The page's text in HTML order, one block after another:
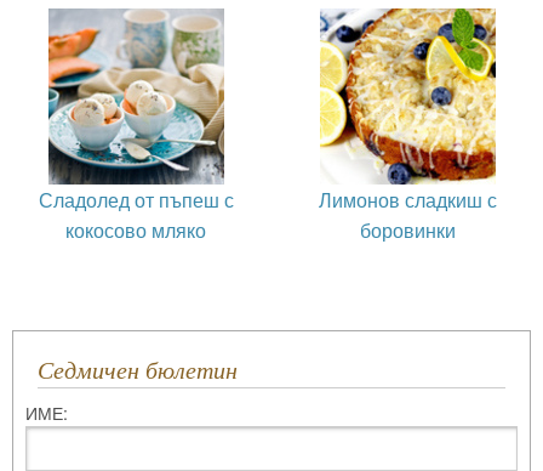
Сладолед от пъпеш с
кокосово мляко
Лимонов сладкиш с
боровинки
Седмичен бюлетин
ИМЕ: